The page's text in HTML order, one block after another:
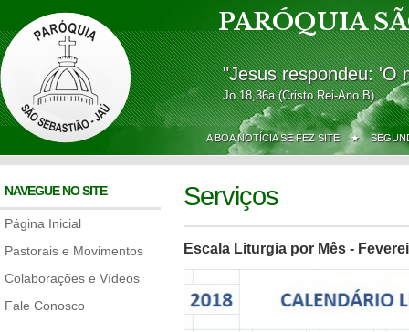
PARÓQUIA
"Jesus respondeu: 'O
Jo 18,36a (Cristo Rei-Ano B)
A BOA NOTÍCIA SE FEZ SITE ★
NAVEGUE NO SITE
Página Inicial
Pastorais e Movimentos
Colaborações e Vídeos
Fale Conosco
Serviços
Escala Liturgia por Mês -